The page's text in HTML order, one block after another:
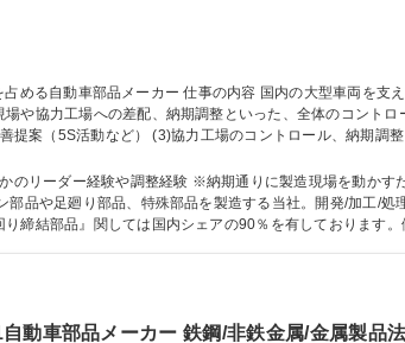
協力工場への差配、納期調整といった、全体のコントロー
案（5S活動など） (3)協力工場のコントロール、納期調
こが難しさであり取り組みがいのあるポジションです。 募集職種
リーダー経験や調整経験 ※納期通りに製造現場を動かす
締結部品』関しては国内シェアの90％を有しております。
動車部品メーカー 鉄鋼/非鉄金属/金属製品